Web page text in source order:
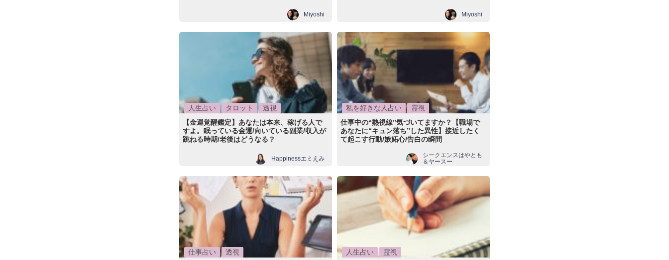
Miyoshi Miyoshi
人生占い タロット
透視
【金運覚醒鑑定】あなたは本来、稼げる人で
すよ。眠っている金運/向いている副業/収入が
跳ねる時期/老後はどうなる？
Happinessエミえみ
私を好きな人占い
霊視
仕事中の“熱視線”気づいてますか？【職場で
あなたに“キュン落ち”した異性】接近したく
て起こす行動/嫉妬心/告白の瞬間
シークエンスはやとも
＆ヤースー
仕事占い
透視
人生占い
霊視